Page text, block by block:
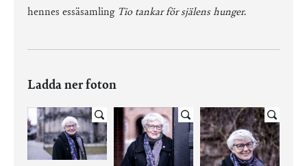
hennes essäsamling Tio tankar för själens hunger.
Ladda ner foton